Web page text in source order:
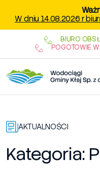
W dniu 14.08.2026 r
BIURO
POGOTOWIE
AKTUALNOŚCI
Kategoria: